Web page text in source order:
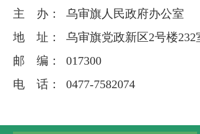
主 办：
乌审旗人民政府办公室
地 址：
乌审旗党政新区2号楼232
邮 编：
017300
电 话：
0477-7582074